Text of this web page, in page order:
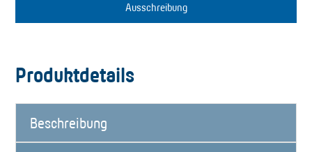
Ausschreibung
Produktdetails
Beschreibung